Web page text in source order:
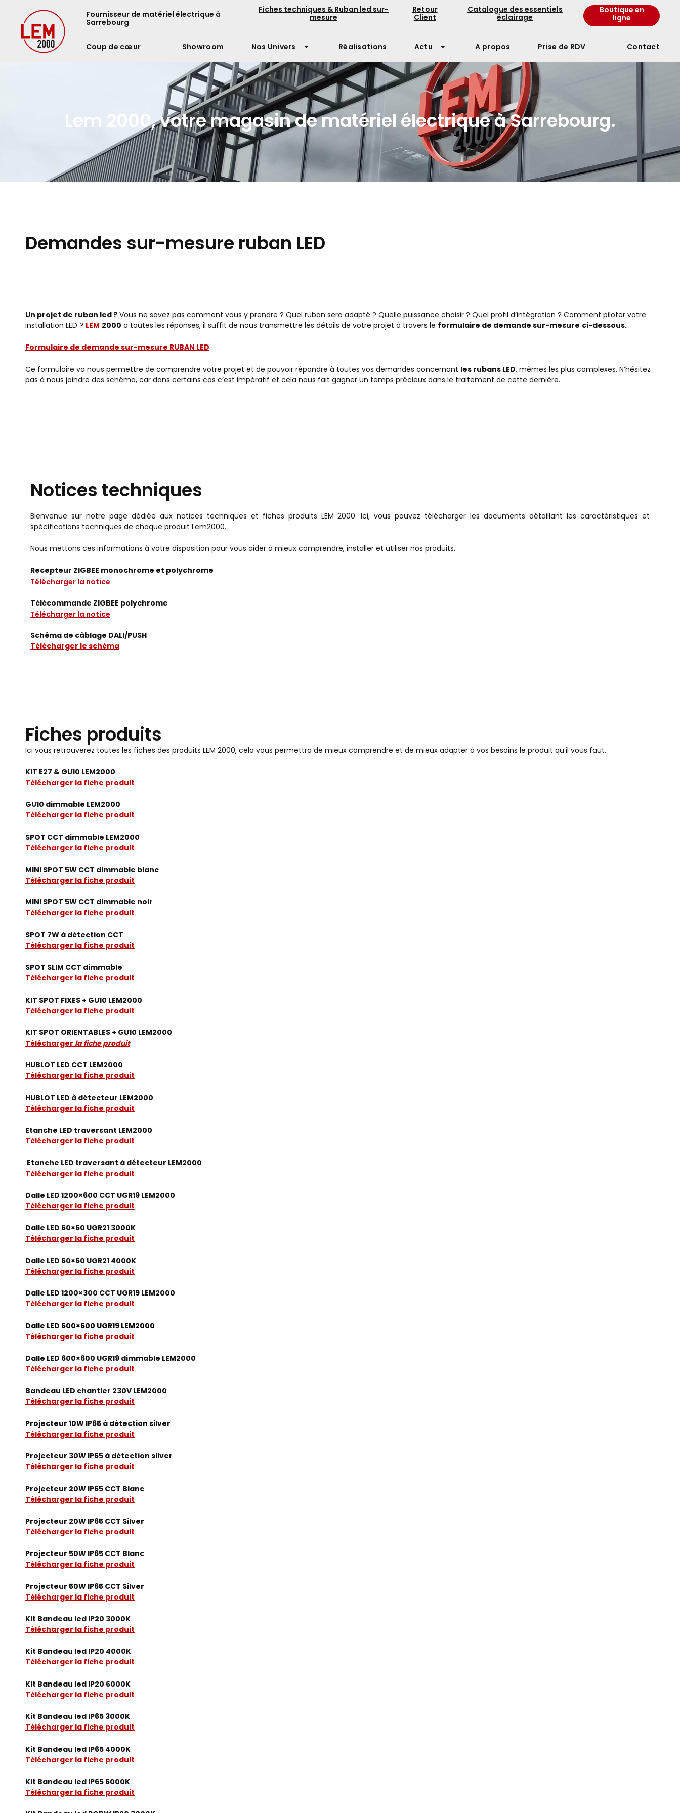
Fournisseur de matériel électrique à
Sarrebourg
Fiches techniques & Ruban led sur-
mesure
Retour
Client
Catalogue des essentiels
éclairage
Boutique en
ligne
Coup de cœur Showroom Nos Univers Réalisations Actu A propos Prise de RDV Contact
Lem 2000, votre magasin de matériel électrique à Sarrebourg.
Demandes sur-mesure ruban LED
Un projet de ruban led ? Vous ne savez pas comment vous y prendre ? Quel ruban sera adapté ? Quelle puissance choisir ? Quel profil d’intégration ? Comment piloter votre
installation LED ? LEM 2000 a toutes les réponses, il suffit de nous transmettre les détails de votre projet à travers le formulaire de demande sur-mesure ci-dessous.
Formulaire de demande sur-mesure RUBAN LED
Ce formulaire va nous permettre de comprendre votre projet et de pouvoir répondre à toutes vos demandes concernant les rubans LED, mêmes les plus complexes. N’hésitez
pas à nous joindre des schéma, car dans certains cas c’est impératif et cela nous fait gagner un temps précieux dans le traitement de cette dernière.
Notices techniques
Bienvenue sur notre page dédiée aux notices techniques et fiches produits LEM 2000.Ici, vous pouvez télécharger les documents détaillant les caractéristiques et
spécifications techniques de chaque produit Lem2000.
Nous mettons ces informations à votre disposition pour vous aider à mieux comprendre, installer et utiliser nos produits.
Recepteur ZIGBEE monochrome et polychrome
Télécharger la notice
Télécommande ZIGBEE polychrome
Télécharger la notice
Schéma de câblage DALI/PUSH
Télécharger le schéma
Fiches produits
Ici vous retrouverez toutes les fiches des produits LEM 2000, cela vous permettra de mieux comprendre et de mieux adapter à vos besoins le produit qu’il vous faut.
KIT E27 & GU10 LEM2000
Télécharger la fiche produit
GU10 dimmable LEM2000
Télécharger la fiche produit
SPOT CCT dimmable LEM2000
Télécharger la fiche produit
MINI SPOT 5W CCT dimmable blanc
Télécharger la fiche produit
MINI SPOT 5W CCT dimmable noir
Télécharger la fiche produit
SPOT 7W à détection CCT
Télécharger la fiche produit
SPOT SLIM CCT dimmable
Télécharger la fiche produit
KIT SPOT FIXES + GU10 LEM2000
Télécharger la fiche produit
KIT SPOT ORIENTABLES + GU10 LEM2000
Télécharger la fiche produit
HUBLOT LED CCT LEM2000
Télécharger la fiche produit
HUBLOT LED à détecteur LEM2000
Télécharger la fiche produit
Etanche LED traversant LEM2000
Télécharger la fiche produit
Etanche LED traversant à détecteur LEM2000
Télécharger la fiche produit
Dalle LED 1200×600 CCT UGR19 LEM2000
Télécharger la fiche produit
Dalle LED 60×60 UGR21 3000K
Télécharger la fiche produit
Dalle LED 60×60 UGR21 4000K
Télécharger la fiche produit
Dalle LED 1200×300 CCT UGR19 LEM2000
Télécharger la fiche produit
Dalle LED 600×600 UGR19 LEM2000
Télécharger la fiche produit
Dalle LED 600×600 UGR19 dimmable LEM2000
Télécharger la fiche produit
Bandeau LED chantier 230V LEM2000
Télécharger la fiche produit
Projecteur 10W IP65 à détection silver
Télécharger la fiche produit
Projecteur 30W IP65 à détection silver
Télécharger la fiche produit
Projecteur 20W IP65 CCT Blanc
Télécharger la fiche produit
Projecteur 20W IP65 CCT Silver
Télécharger la fiche produit
Projecteur 50W IP65 CCT Blanc
Télécharger la fiche produit
Projecteur 50W IP65 CCT Silver
Télécharger la fiche produit
Kit Bandeau led IP20 3000K
Télécharger la fiche produit
Kit Bandeau led IP20 4000K
Télécharger la fiche produit
Kit Bandeau led IP20 6000K
Télécharger la fiche produit
Kit Bandeau led IP65 3000K
Télécharger la fiche produit
Kit Bandeau led IP65 4000K
Télécharger la fiche produit
Kit Bandeau led IP65 6000K
Télécharger la fiche produit